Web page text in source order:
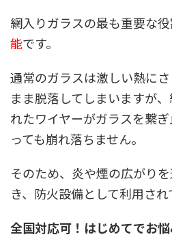
網入りガラスの最も重要な役
能です。
通常のガラスは激しい熱に
まま脱落してしまいますが
れたワイヤーがガラスを繋
っても崩れ落ちません。
そのため、炎や煙の広がり
き、防火設備として利用され
全国対応可！はじめてでお